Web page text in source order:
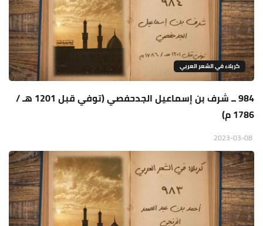
كربلاء في الشعر العربي
984 ــ شرف بن إسماعيل الجدحفصي (توفي قبل 1201 هـ /
1786 م)